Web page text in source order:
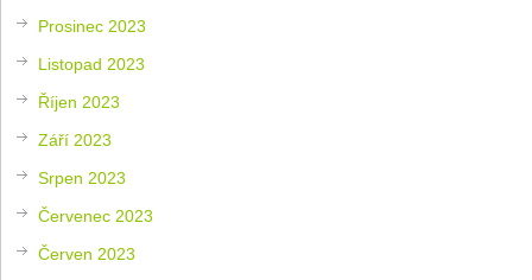
Prosinec 2023
Listopad 2023
Říjen 2023
Září 2023
Srpen 2023
Červenec 2023
Červen 2023